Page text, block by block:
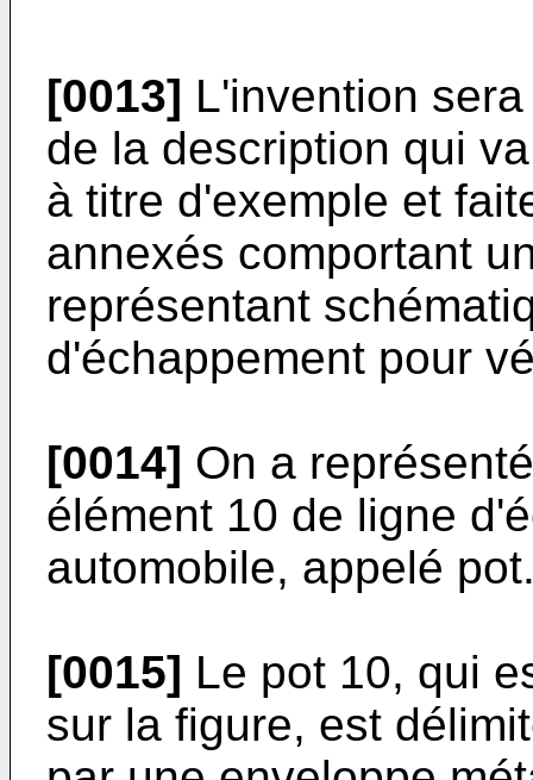
[0013] L'invention
de la description qui
à titre d'exemple et
annexés comportant
représentant
d'échappement pour
[0014] On a
élément 10 de ligne
automobile, appelé
[0015] Le pot 10, qui
sur la figure, est